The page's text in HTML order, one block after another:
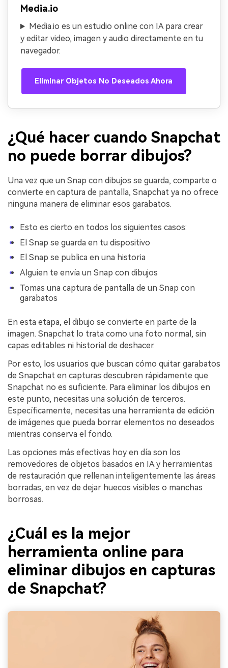
Media.io
Media.io es un estudio online con IA para crear
y editar video, imagen y audio directamente en tu
navegador.
Eliminar Objetos No Deseados Ahora
¿Qué hacer cuando Snapchat
no puede borrar dibujos?
Una vez que un Snap con dibujos se guarda, comparte o
convierte en captura de pantalla, Snapchat ya no ofrece
ninguna manera de eliminar esos garabatos.
Esto es cierto en todos los siguientes casos:
El Snap se guarda en tu dispositivo
El Snap se publica en una historia
Alguien te envía un Snap con dibujos
Tomas una captura de pantalla de un Snap con
garabatos
En esta etapa, el dibujo se convierte en parte de la
imagen. Snapchat lo trata como una foto normal, sin
capas editables ni historial de deshacer.
Por esto, los usuarios que buscan cómo quitar garabatos
de Snapchat en capturas descubren rápidamente que
Snapchat no es suficiente. Para eliminar los dibujos en
este punto, necesitas una solución de terceros.
Específicamente, necesitas una herramienta de edición
de imágenes que pueda borrar elementos no deseados
mientras conserva el fondo.
Las opciones más efectivas hoy en día son los
removedores de objetos basados en IA y herramientas
de restauración que rellenan inteligentemente las áreas
borradas, en vez de dejar huecos visibles o manchas
borrosas.
¿Cuál es la mejor
herramienta online para
eliminar dibujos en capturas
de Snapchat?